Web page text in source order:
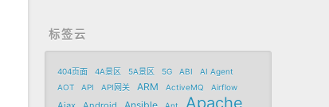
标签云
404页面 4A景区 5A景区 5G ABI
AI Agent
AOT
API API网关 ARM ActiveMQ Airflow
Apache